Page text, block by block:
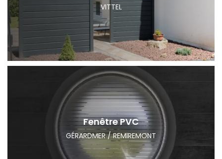
VITTEL
Fenêtre PVC
GÉRARDMER / REMIREMONT